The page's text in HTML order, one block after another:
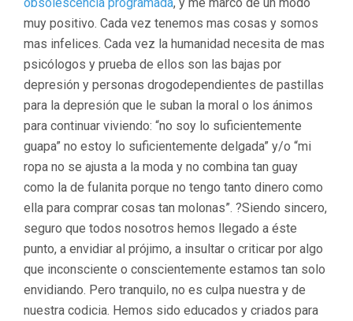
muy positivo. Cada vez tenemos mas cosas y somos
mas infelices. Cada vez la humanidad necesita de mas
psicólogos y prueba de ellos son las bajas por
depresión y personas drogodependientes de pastillas
para la depresión que le suban la moral o los ánimos
para continuar viviendo: “no soy lo suficientemente
guapa” no estoy lo suficientemente delgada” y/o “mi
ropa no se ajusta a la moda y no combina tan guay
como la de fulanita porque no tengo tanto dinero como
ella para comprar cosas tan molonas”. ?Siendo sincero,
seguro que todos nosotros hemos llegado a éste
punto, a envidiar al prójimo, a insultar o criticar por algo
que inconsciente o conscientemente estamos tan solo
envidiando. Pero tranquilo, no es culpa nuestra y de
nuestra codicia. Hemos sido educados y criados para